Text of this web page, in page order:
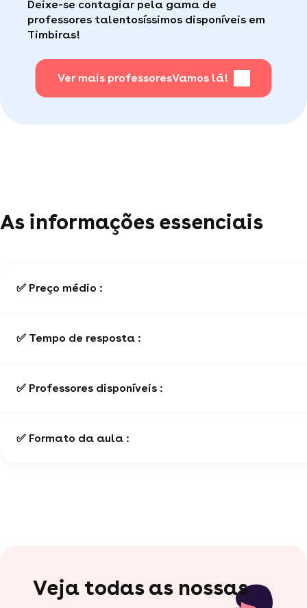
Faça sua busca, com apena um clique, é muito
consumidor de qualidade disponível para te ajudar
(por telefone e e-mail, 5J/7).
Para saber + acesse nossa página de perguntas
mais frequentes.
Deixe-se contagiar pela gama de
professores talentosíssimos disponíveis em
Timbiras!
Ver mais professoresVamos lá!
As informações essenciais
✅ Preço médio :
✅ Tempo de resposta :
✅ Professores disponíveis :
✅ Formato da aula :
Veja todas as nossas